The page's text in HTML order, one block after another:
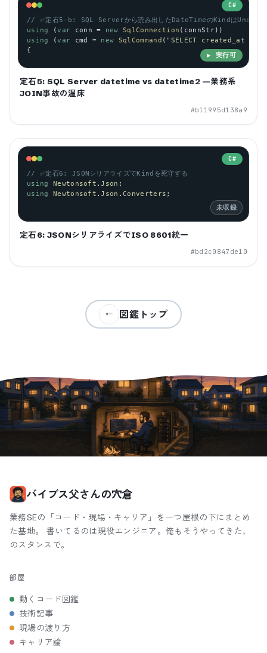
C#
// ✅定石5-b: SQL Serverから読み出したDateTimeのKindは
using
(var conn = new SqlConnection ( connStr))
using
(var cmd = new SqlCommand ( "SELECT created_at
{
▶ 実行可
定石5: SQL Server datetime vs datetime2 —業務系
JOIN事故の温床
#b11995d138a9
C#
// ✅定石6: JSONシリアライズでKindを死守する
using
Newtonsoft .Json ;
using
Newtonsoft .Json .Converters ;
未収録
定石6: JSONシリアライズでISO 8601統一
#bd2c0847de10
← 図鑑トップ
バイブス父さんの穴倉
業務SEの「コード・現場・キャリア」を一つ屋根の下にまとめ
た基地。 書いてるのは現役エンジニア。俺もそうやってきた、
のスタンスで。
部屋
動くコード図鑑
技術記事
現場の渡り方
キャリア論